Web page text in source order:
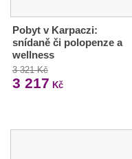
Pobyt v Karpaczi:
snídaně či polopenze a
wellness
3 321 Kč
3 217 Kč